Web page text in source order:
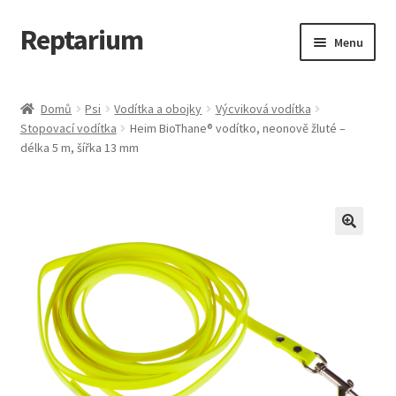
Přeskočit
na
Přejít
k
webu
Reptarium Menu
Košík
Obchod
Pokladna
Vše pro kočky
Domů Psi Vodítka a obojky
Výcviková vodítka
Stopovací vodítka
Heim BioThane® vodítko, neonově žluté –
délka 5 m, šířka 13 mm